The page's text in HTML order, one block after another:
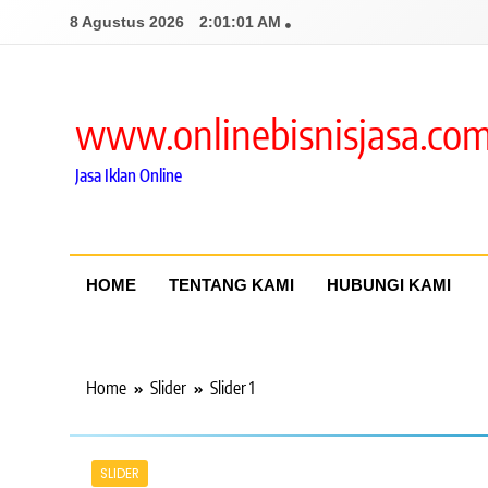
8 Agustus 2026 2:01:02 AM
Jasa Iklan Online
HOME TENTANG KAMI HUBUNGI KAMI
Home Slider Slider 1
SLIDER